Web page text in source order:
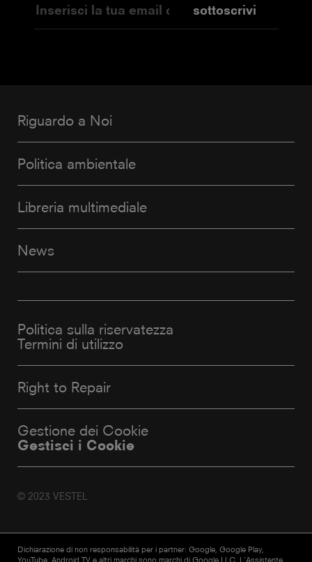
sottoscrivi
Riguardo a Noi
Politica ambientale
Libreria multimediale
News
Politica sulla riservatezza
Termini di utilizzo
Right to Repair
Gestione dei Cookie
Gestisci i Cookie
© 2023 VESTEL
Dichiarazione di non responsabilità per i partner: Google, Google Play,
YouTube, Android TV e altri marchi sono marchi di Google LLC. L'Assistente